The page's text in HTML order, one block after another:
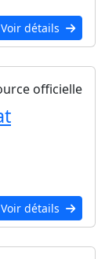
Voir détails
officielle
Voir détails